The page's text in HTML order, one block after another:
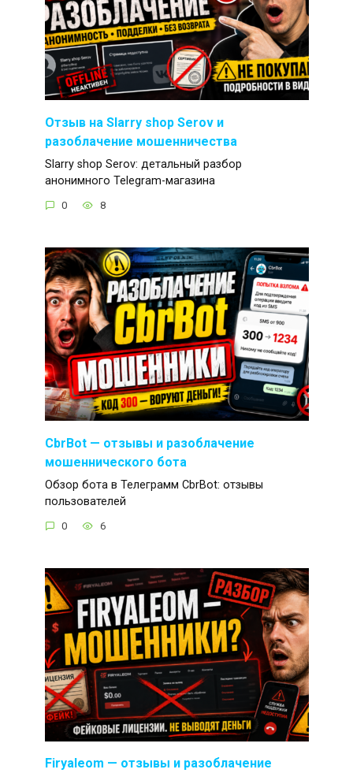
Отзыв на Slarry shop Serov и
разоблачение мошенничества
Slarry shop Serov: детальный разбор
анонимного Telegram-магазина
0 8
CbrBot — отзывы и разоблачение
мошеннического бота
Обзор бота в Телеграмм CbrBot: отзывы
пользователей
0 6
Firyaleom — отзывы и разоблачение